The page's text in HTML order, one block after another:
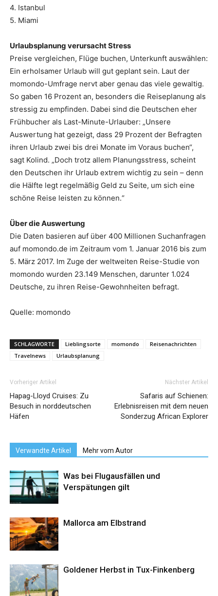
4. Istanbul
5. Miami
Urlaubsplanung verursacht Stress
Preise vergleichen, Flüge buchen, Unterkunft auswählen:
Ein erholsamer Urlaub will gut geplant sein. Laut der
momondo-Umfrage nervt aber genau das viele gewaltig.
So gaben 16 Prozent an, besonders die Reiseplanung als
stressig zu empfinden. Dabei sind die Deutschen eher
Frühbucher als Last-Minute-Urlauber: „Unsere
Auswertung hat gezeigt, dass 29 Prozent der Befragten
ihren Urlaub zwei bis drei Monate im Voraus buchen“,
sagt Kolind. „Doch trotz allem Planungsstress, scheint
den Deutschen ihr Urlaub extrem wichtig zu sein – denn
die Hälfte legt regelmäßig Geld zu Seite, um sich eine
schöne Reise leisten zu können.“
Über die Auswertung
Die Daten basieren auf über 400 Millionen Suchanfragen
auf momondo.de im Zeitraum vom 1. Januar 2016 bis zum
5. März 2017. Im Zuge der weltweiten Reise-Studie von
momondo wurden 23.149 Menschen, darunter 1.024
Deutsche, zu ihren Reise-Gewohnheiten befragt.
Quelle: momondo
SCHLAGWORTE Lieblingsorte momondo
Reisenachrichten
Travelnews
Urlaubsplanung
Vorheriger Artikel
Hapag-Lloyd Cruises: Zu
Besuch in norddeutschen
Häfen
Nächster Artikel
Safaris auf Schienen:
Erlebnisreisen mit dem neuen
Sonderzug African Explorer
Verwandte Artikel Mehr vom Autor
Was bei Flugausfällen und
Verspätungen gilt
Mallorca am Elbstrand
Goldener Herbst in Tux-Finkenberg